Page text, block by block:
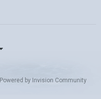
Powered by Invision Community